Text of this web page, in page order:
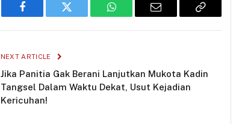
Facebook Twitter WhatsAppEmail
Copy
NEXT ARTICLE
Jika Panitia Gak Berani Lanjutkan Mukota Kadin
Tangsel Dalam Waktu Dekat, Usut Kejadian
Kericuhan!